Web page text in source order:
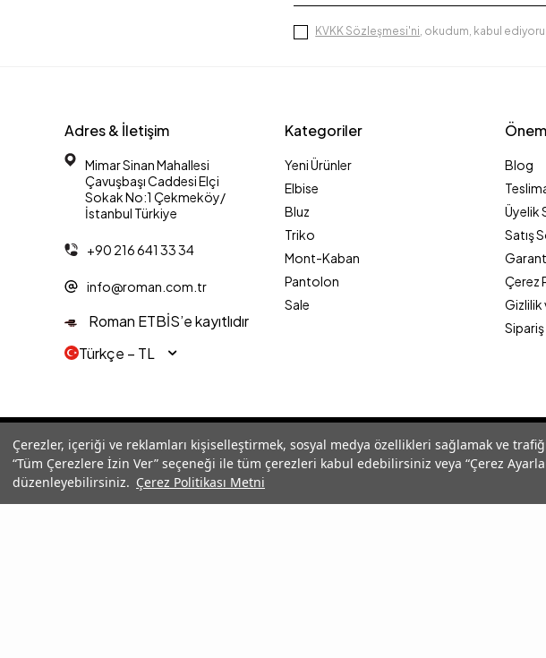
Çerezler, içeriği ve reklamları kişiselleştirmek, sosyal medya özellikleri sağlamak ve
“Tüm Çerezlere İzin Ver” seçeneği ile tüm çerezleri kabul edebilirsiniz veya “Çerez
düzenleyebilirsiniz. Çerez Politikası Metni
KVKK Sözleşmesi'ni, okudum, kabul
Adres & İletişim
Mimar Sinan Mahallesi
Çavuşbaşı Caddesi Elçi
Sokak No:1 Çekmeköy/
İstanbul Türkiye
+90 216 641 33 34
info@roman.com.tr
Roman ETBİS’e kayıtlıdır
Türkçe − TL
Kategoriler
Yeni Ürünler
Elbise
Bluz
Triko
Mont-Kaban
Pantolon
Sale
Blog
Üyelik
Satış
Çerez
Gizlilik
© 2025 Roman® Tüm Hakları Saklıdır, İzinsiz kullanılamaz